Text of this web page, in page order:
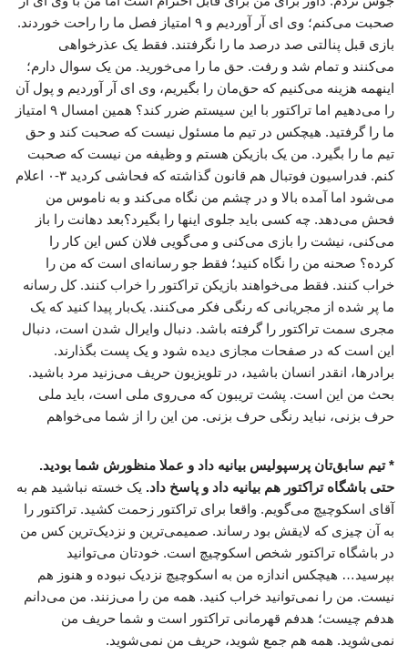
صحبت می‌کنم؛ وی ای آر آوردیم و ۹ امتیاز فصل‌ ما را راحت خوردند.
بازی قبل پنالتی صد درصد ما را نگرفتند. فقط یک عذرخواهی
می‌کنند و تمام شد و رفت. حق ما را می‌خورید. من یک سوال دارم؛
اینهمه هزینه می‌کنیم که حق‌مان را بگیریم، وی ای آر آوردیم و پول آن
را می‌دهیم اما تراکتور با این سیستم ضرر کند؟ همین امسال ۹ امتیاز
ما را گرفتید. هیچکس در تیم ما مسئول نیست که صحبت کند و حق
تیم ما را بگیرد. من یک بازیکن هستم و وظیفه‌ من نیست که صحبت
کنم. فدراسیون فوتبال هم قانون گذاشته که فحاشی کردید ۳-۰ اعلام
می‌شود اما آمده بالا و در چشم من نگاه می‌کند و به ناموس من
فحش می‌دهد. چه کسی باید جلوی اینها را بگیرد؟بعد دهانت را باز
می‌کنی، نیشت را بازی می‌کنی و می‌گویی فلان کس این کار را
کرده؟ صحنه من را نگاه کنید؛ فقط جو رسانه‌ای است که من را
خراب کنند. فقط می‌خواهند بازیکن تراکتور را خراب کنند. کل رسانه
ما پر شده از مجریانی که رنگی فکر می‌کنند. یک‌بار پیدا کنید که یک
مجری سمت تراکتور را گرفته باشد. دنبال وایرال شدن است، دنبال
این است که در صفحات مجازی دیده شود و یک پست بگذارند.
برادرها، انقدر انسان باشید، در تلویزیون حریف می‌زنید مرد باشید.
بحث من این است. پشت تریبون که می‌روی ملی است، باید ملی
حرف بزنی، نباید رنگی حرف بزنی. من این را از شما می‌خواهم‌
* تیم سابق‌تان پرسپولیس بیانیه داد و عملا منظورش شما بودید.
حتی باشگاه تراکتور هم بیانیه داد و پاسخ داد. یک خسته نباشید هم به
آقای اسکوچیچ می‌گویم. واقعا برای تراکتور زحمت کشید. تراکتور را
به آن چیزی که لایقش بود رساند. صمیمی‌ترین و نزدیک‌ترین کس من
در باشگاه تراکتور شخص اسکوچیچ است. خودتان می‌توانید
بپرسید… هیچکس اندازه من به اسکوچیچ نزدیک نبوده و هنوز هم
نیست. من را نمی‌توانید خراب کنید. همه من را می‌زنند. من می‌دانم
هدفم چیست؛ هدفم قهرمانی تراکتور است و شما حریف من
نمی‌شوید. همه هم جمع شوید، حریف من نمی‌شوید.